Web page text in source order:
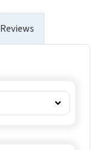
Reviews